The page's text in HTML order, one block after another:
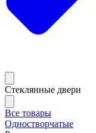
Стеклянные двери
Все товары
Одностворчатые